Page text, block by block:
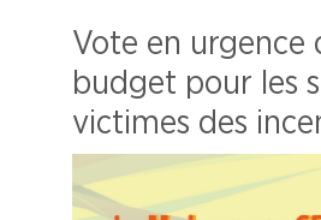
Vote en urgence
budget pour les
victimes des